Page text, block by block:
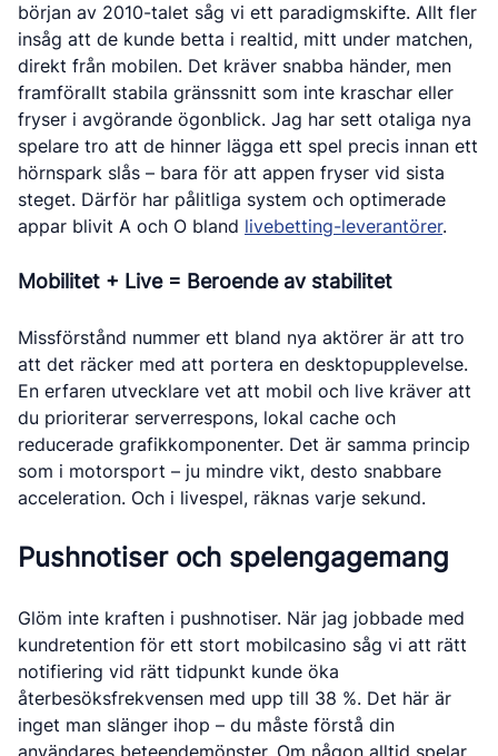
början av 2010-talet såg vi ett paradigmskifte. Allt fler
insåg att de kunde betta i realtid, mitt under matchen,
direkt från mobilen. Det kräver snabba händer, men
framförallt stabila gränssnitt som inte kraschar eller
fryser i avgörande ögonblick. Jag har sett otaliga nya
spelare tro att de hinner lägga ett spel precis innan ett
hörnspark slås – bara för att appen fryser vid sista
steget. Därför har pålitliga system och optimerade
appar blivit A och O bland livebetting-leverantörer.
Mobilitet + Live = Beroende av stabilitet
Missförstånd nummer ett bland nya aktörer är att tro
att det räcker med att portera en desktopupplevelse.
En erfaren utvecklare vet att mobil och live kräver att
du prioriterar serverrespons, lokal cache och
reducerade grafikkomponenter. Det är samma princip
som i motorsport – ju mindre vikt, desto snabbare
acceleration. Och i livespel, räknas varje sekund.
Pushnotiser och spelengagemang
Glöm inte kraften i pushnotiser. När jag jobbade med
kundretention för ett stort mobilcasino såg vi att rätt
notifiering vid rätt tidpunkt kunde öka
återbesöksfrekvensen med upp till 38 %. Det här är
inget man slänger ihop – du måste förstå din
användares beteendemönster. Om någon alltid spelar